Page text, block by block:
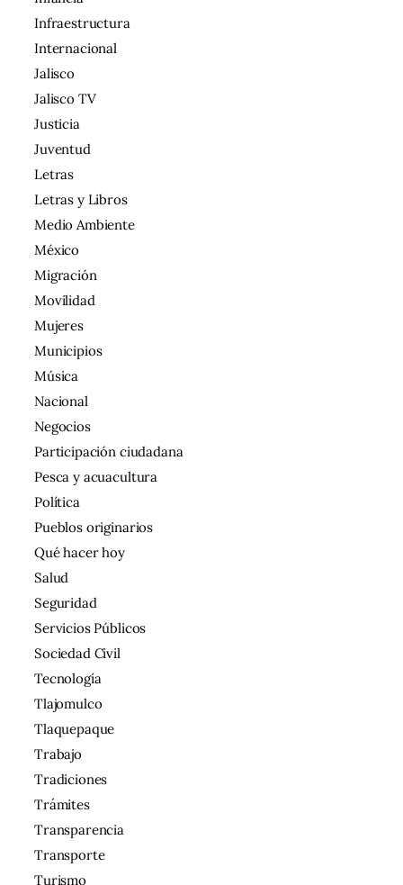
Infraestructura
Internacional
Jalisco
Jalisco TV
Justicia
Juventud
Letras
Letras y Libros
Medio Ambiente
México
Migración
Movilidad
Mujeres
Municipios
Música
Nacional
Negocios
Participación ciudadana
Pesca y acuacultura
Política
Pueblos originarios
Qué hacer hoy
Salud
Seguridad
Servicios Públicos
Sociedad Civil
Tecnología
Tlajomulco
Tlaquepaque
Trabajo
Tradiciones
Trámites
Transparencia
Transporte
Turismo